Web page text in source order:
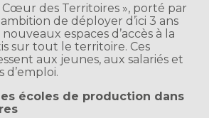
des Territoires », porté par
de déployer d’ici 3 ans
espaces d’accès à la
sur tout le territoire. Ces
aux jeunes, aux salariés et
d’emploi.
écoles de production dans